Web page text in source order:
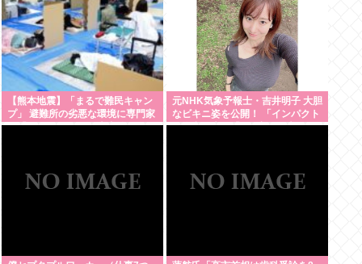
【熊本地震】「まるで難民キャン
プ」 避難所の劣悪な環境に専門家
も「びっくりした」 車中泊にもリ
元NHK気象予報士・吉井明子 大胆
なビキニ姿を公開！ 「インパクト
が令和最大」「100点」の声